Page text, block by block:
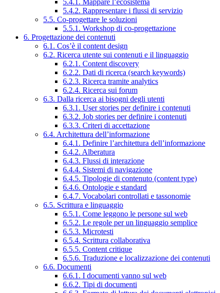
5.4.2. Rappresentare i flussi di servizio
5.5. Co-progettare le soluzioni
5.5.1. Workshop di co-progettazione
6. Progettazione dei contenuti
6.1. Cos’è il content design
6.2. Ricerca utente sui contenuti e il linguaggio
6.2.1. Content discovery
6.2.2. Dati di ricerca (search keywords)
6.2.3. Ricerca tramite analytics
6.2.4. Ricerca sui forum
6.3. Dalla ricerca ai bisogni degli utenti
6.3.1. User stories per definire i contenuti
6.3.2. Job stories per definire i contenuti
6.3.3. Criteri di accettazione
6.4. Architettura dell’informazione
6.4.1. Definire l’architettura dell’informazione
6.4.2. Alberatura
6.4.3. Flussi di interazione
6.4.4. Sistemi di navigazione
6.4.5. Tipologie di contenuto (content type)
6.4.6. Ontologie e standard
6.4.7. Vocabolari controllati e tassonomie
6.5. Scrittura e linguaggio
6.5.1. Come leggono le persone sul web
6.5.2. Le regole per un linguaggio semplice
6.5.3. Microtesti
6.5.4. Scrittura collaborativa
6.5.5. Content critique
6.5.6. Traduzione e localizzazione dei contenuti
6.6. Documenti
6.6.1. I documenti vanno sul web
6.6.2. Tipi di documenti